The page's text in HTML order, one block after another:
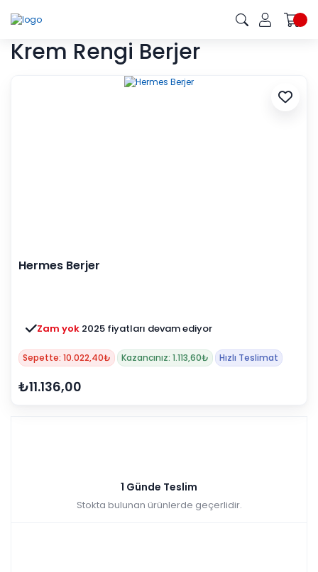
Krem Rengi Berjer
Hermes Berjer
Zam yok 2025 fiyatları devam ediyor
Sepette: 10.022,40₺ Kazancınız: 1.113,60₺ Hızlı Teslimat
₺11.136,00
1 Günde Teslim
Stokta bulunan ürünlerde geçerlidir.